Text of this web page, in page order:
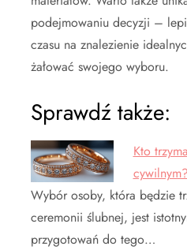
podejmowaniu decyzji –
czasu na znalezienie
żałować swojego wyboru.
Sprawdź także:
Kto
cywilnym?
Wybór osoby, która będzie
ceremonii ślubnej, jest
przygotowań do tego…